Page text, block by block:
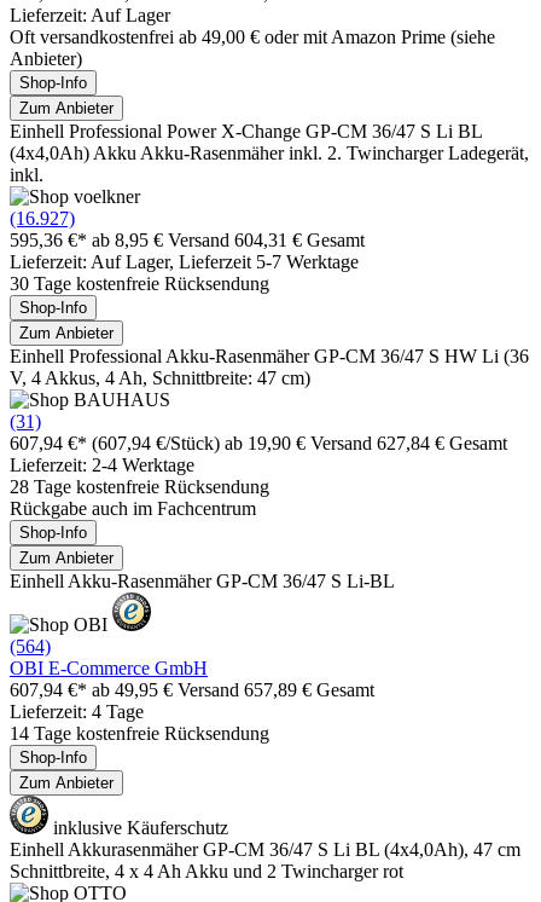
Lieferzeit: Auf Lager
Oft versandkostenfrei ab 49,00 € oder mit Amazon Prime (siehe
Anbieter)
Shop-Info
Zum Anbieter
Einhell Professional Power X-Change GP-CM 36/47 S Li BL
(4x4,0Ah) Akku Akku-Rasenmäher inkl. 2. Twincharger Ladegerät,
inkl.
(16.927)
595,36 €* ab 8,95 € Versand 604,31 € Gesamt
Lieferzeit: Auf Lager, Lieferzeit 5-7 Werktage
30 Tage kostenfreie Rücksendung
Shop-Info
Zum Anbieter
Einhell Professional Akku-Rasenmäher GP-CM 36/47 S HW Li (36
V, 4 Akkus, 4 Ah, Schnittbreite: 47 cm)
(31)
607,94 €* (607,94 €/Stück) ab 19,90 € Versand 627,84 € Gesamt
Lieferzeit: 2-4 Werktage
28 Tage kostenfreie Rücksendung
Rückgabe auch im Fachcentrum
Shop-Info
Zum Anbieter
Einhell Akku-Rasenmäher GP-CM 36/47 S Li-BL
(564)
OBI E-Commerce GmbH
607,94 €* ab 49,95 € Versand 657,89 € Gesamt
Lieferzeit: 4 Tage
14 Tage kostenfreie Rücksendung
Shop-Info
Zum Anbieter
inklusive Käuferschutz
Einhell Akkurasenmäher GP-CM 36/47 S Li BL (4x4,0Ah), 47 cm
Schnittbreite, 4 x 4 Ah Akku und 2 Twincharger rot